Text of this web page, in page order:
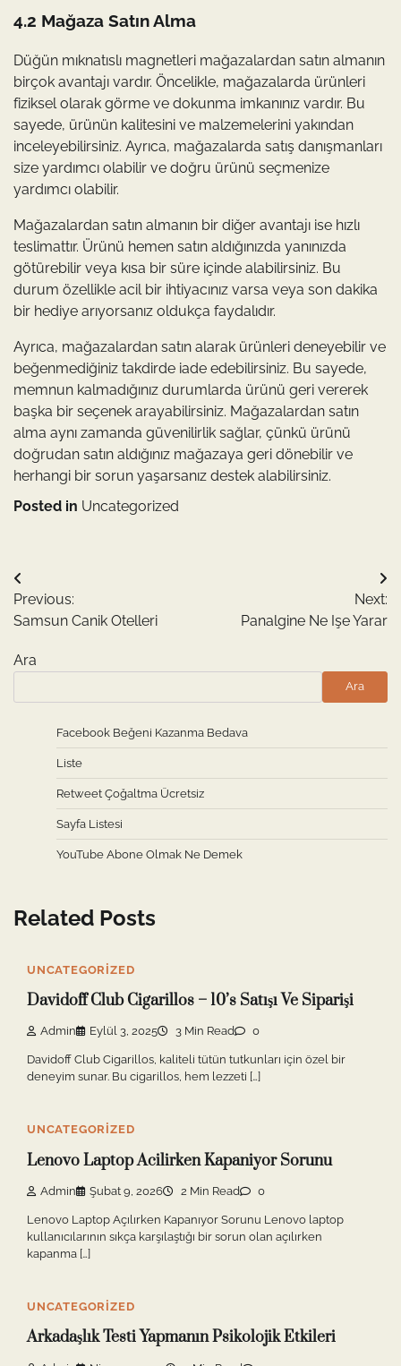
4.2 Mağaza Satın Alma
Düğün mıknatıslı magnetleri mağazalardan satın almanın
birçok avantajı vardır. Öncelikle, mağazalarda ürünleri
fiziksel olarak görme ve dokunma imkanınız vardır. Bu
sayede, ürünün kalitesini ve malzemelerini yakından
inceleyebilirsiniz. Ayrıca, mağazalarda satış danışmanları
size yardımcı olabilir ve doğru ürünü seçmenize
yardımcı olabilir.
Mağazalardan satın almanın bir diğer avantajı ise hızlı
teslimattır. Ürünü hemen satın aldığınızda yanınızda
götürebilir veya kısa bir süre içinde alabilirsiniz. Bu
durum özellikle acil bir ihtiyacınız varsa veya son dakika
bir hediye arıyorsanız oldukça faydalıdır.
Ayrıca, mağazalardan satın alarak ürünleri deneyebilir ve
beğenmediğiniz takdirde iade edebilirsiniz. Bu sayede,
memnun kalmadığınız durumlarda ürünü geri vererek
başka bir seçenek arayabilirsiniz. Mağazalardan satın
alma aynı zamanda güvenilirlik sağlar, çünkü ürünü
doğrudan satın aldığınız mağazaya geri dönebilir ve
herhangi bir sorun yaşarsanız destek alabilirsiniz.
Posted in Uncategorized
Yazı
gezinmesi
Previous:
Samsun Canik Otelleri
Next:
Panalgine Ne Işe Yarar
Ara
Ara
Facebook Beğeni Kazanma Bedava
Liste
Retweet Çoğaltma Ücretsiz
Sayfa Listesi
YouTube Abone Olmak Ne Demek
Related Posts
UNCATEGORIZED
Davidoff Club Cigarillos – 10’s Satışı Ve Siparişi
Admin Eylül 3, 2025 3 Min Read 0
Davidoff Club Cigarillos, kaliteli tütün tutkunları için özel bir
deneyim sunar. Bu cigarillos, hem lezzeti […]
UNCATEGORIZED
Lenovo Laptop Acilirken Kapaniyor Sorunu
Admin Şubat 9, 2026 2 Min Read 0
Lenovo Laptop Açılırken Kapanıyor Sorunu Lenovo laptop
kullanıcılarının sıkça karşılaştığı bir sorun olan açılırken
kapanma […]
UNCATEGORIZED
Arkadaşlık Testi Yapmanın Psikolojik Etkileri